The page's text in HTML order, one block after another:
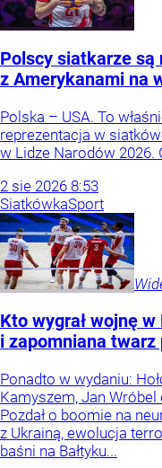
Polscy siatkarze są
z Amerykanami na
Polska – USA. To
reprezentacja w
w Lidze Narodów 2026.
2 sie 2026 8:53
SiatkówkaSport
Kto wygrał wojnę
i zapomniana twarz
Ponadto w wydaniu:
Kamyszem, Jan Wróbel
Pozdał o boomie na
z Ukrainą, ewolucja
baśni na Bałtyku...